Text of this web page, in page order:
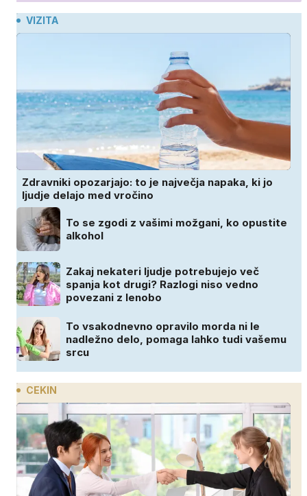
VIZITA
Zdravniki opozarjajo: to je največja napaka, ki jo
ljudje delajo med vročino
To se zgodi z vašimi možgani, ko opustite
alkohol
Zakaj nekateri ljudje potrebujejo več
spanja kot drugi? Razlogi niso vedno
povezani z lenobo
To vsakodnevno opravilo morda ni le
nadležno delo, pomaga lahko tudi vašemu
srcu
CEKIN